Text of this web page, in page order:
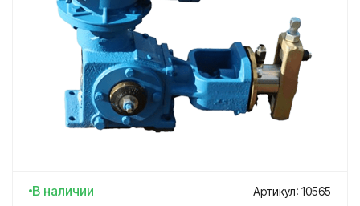
В наличии Артикул: 10565